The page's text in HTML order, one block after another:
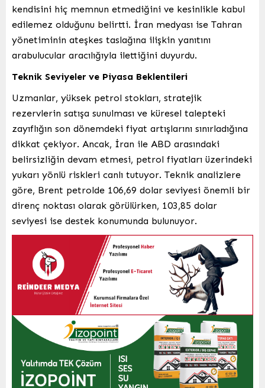
kendisini hiç memnun etmediğini ve kesinlikle kabul
edilemez olduğunu belirtti. İran medyası ise Tahran
yönetiminin ateşkes taslağına ilişkin yanıtını
arabulucular aracılığıyla ilettiğini duyurdu.
Teknik Seviyeler ve Piyasa Beklentileri
Uzmanlar, yüksek petrol stokları, stratejik
rezervlerin satışa sunulması ve küresel talepteki
zayıflığın son dönemdeki fiyat artışlarını sınırladığına
dikkat çekiyor. Ancak, İran ile ABD arasındaki
belirsizliğin devam etmesi, petrol fiyatları üzerindeki
yukarı yönlü riskleri canlı tutuyor. Teknik analizlere
göre, Brent petrolde 106,69 dolar seviyesi önemli bir
direnç noktası olarak görülürken, 103,85 dolar
seviyesi ise destek konumunda bulunuyor.